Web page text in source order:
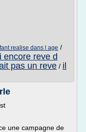
realise dans l age /
encore reve d
pas un reve / il
une campagne de